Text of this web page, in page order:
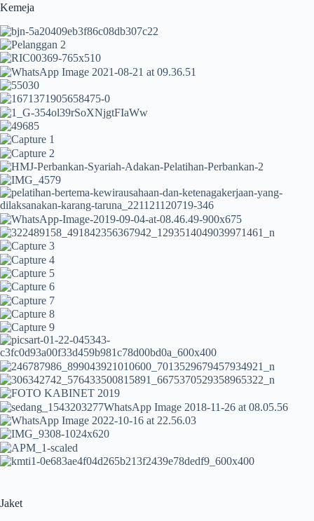
Kemeja
Jaket